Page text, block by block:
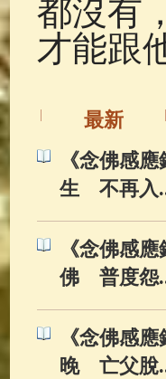
都沒有
才能跟
最新
《念佛感
生 不再入
《念佛感
佛 普度怨
《念佛感
晚 亡父脫